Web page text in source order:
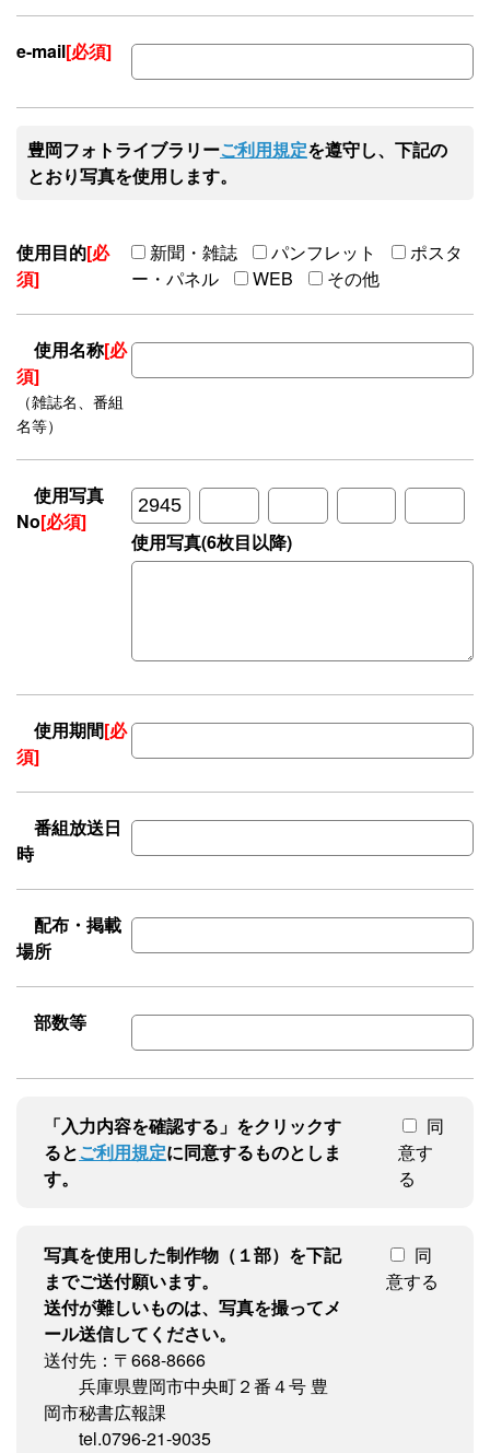
e-mail[必須]
豊岡フォトライブラリーご利用規定を遵守し、下記の
とおり写真を使用します。
使用目的[必
須]
新聞・雑誌 パンフレット
ポスタ
ー・パネル
WEB その他
使用名称[必
須]
（雑誌名、番組
名等）
使用写真
No[必須]
使用写真(6枚目以降)
使用期間[必
須]
番組放送日
時
配布・掲載
場所
部数等
「入力内容を確認する」をクリックす
るとご利用規定に同意するものとしま
す。
同
意す
る
写真を使用した制作物（１部）を下記
までご送付願います。
送付が難しいものは、写真を撮ってメ
ール送信してください。
送付先：〒668-8666
兵庫県豊岡市中央町２番４号 豊
岡市秘書広報課
tel.0796-21-9035
同
意する